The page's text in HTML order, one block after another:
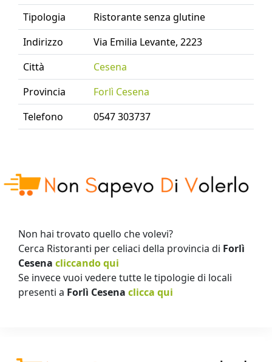
Tipologia
Ristorante senza glutine
Indirizzo
Via Emilia Levante, 2223
Città
Cesena
Provincia
Forlì Cesena
Telefono
0547 303737
Non hai trovato quello che volevi?
Cerca Ristoranti per celiaci della provincia di Forlì
Cesena cliccando qui
Se invece vuoi vedere tutte le tipologie di locali
presenti a Forlì Cesena clicca qui